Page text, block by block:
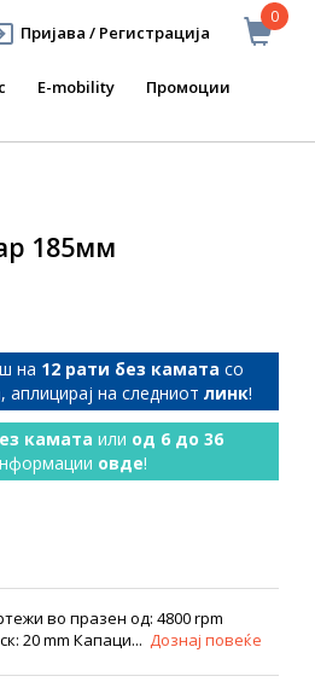
0
Пријава / Регистрација
E-mobility Промоции
185мм
на 12 рати без камата со
на следниот линк!
камата или од 6 до 36
овде!
во празен од: 4800 rpm
20 mm Капаци... Дознај повеќе